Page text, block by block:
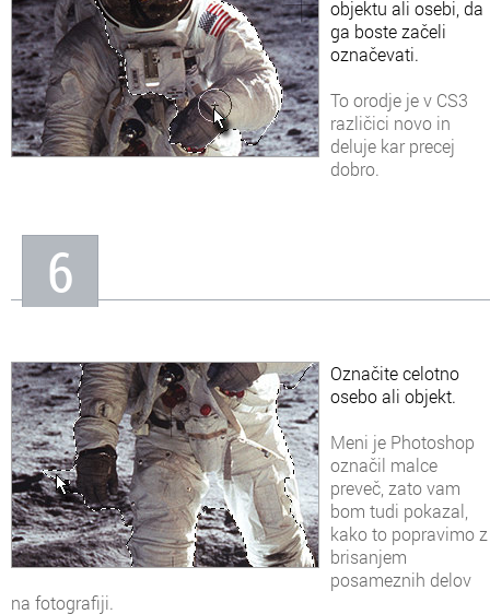
objektu ali osebi, da
ga boste začeli
označevati.
To orodje je v CS3
različici novo in
deluje kar precej
dobro.
6
Označite celotno
osebo ali objekt.
Meni je Photoshop
označil malce
preveč, zato vam
bom tudi pokazal,
kako to popravimo z
brisanjem
posameznih delov
na fotografiji.